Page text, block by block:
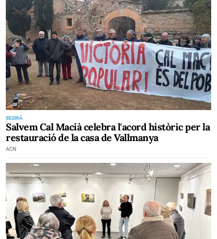
SEGRIÀ
Salvem Cal Macià celebra l'acord històric per la
restauració de la casa de Vallmanya
ACN